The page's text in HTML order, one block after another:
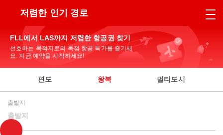
저렴한 인기 경로
FLL에서 LAS까지 저렴한 항공권 찾기
선호하는 목적지로의 독점 항공 특가를 즐기세
요. 지금 예약을 시작하세요!
편도 왕복 멀티도시
출발지
출발지